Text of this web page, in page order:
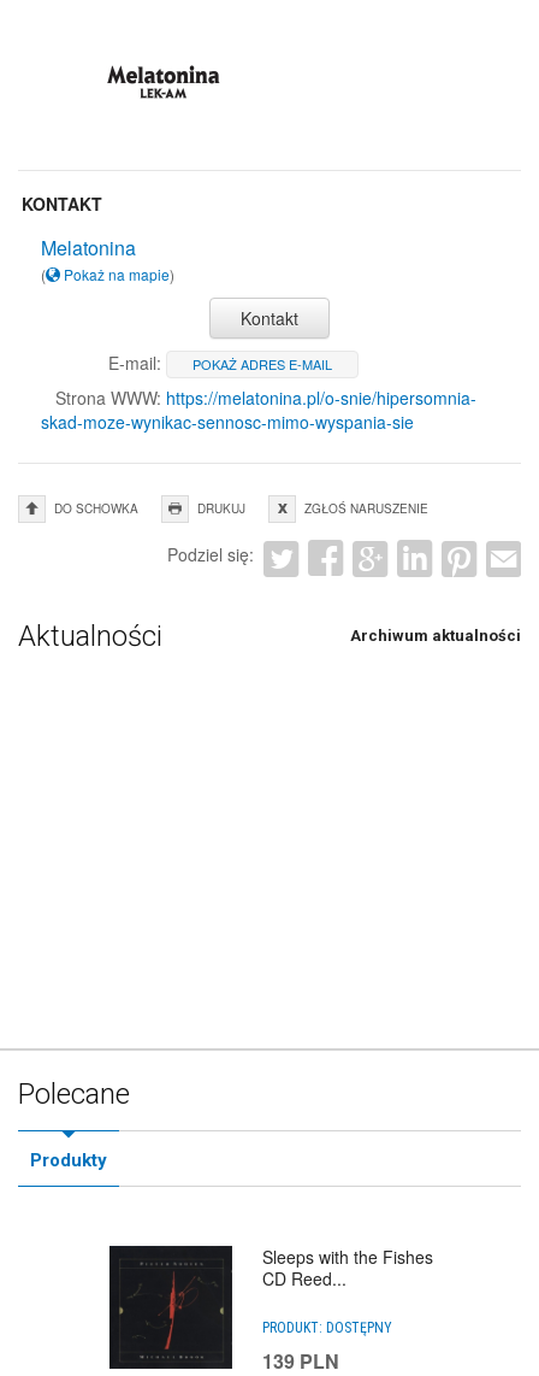
KONTAKT
Melatonina
( Pokaż na mapie)
Kontakt
E-mail:
POKAŻ ADRES E-MAIL
Strona WWW: https://melatonina.pl/o-snie/hipersomnia-
skad-moze-wynikac-sennosc-mimo-wyspania-sie
DO SCHOWKA DRUKUJ ZGŁOŚ NARUSZENIE
Podziel się:
Aktualności Archiwum aktualności
Polecane
Produkty
Sleeps with the Fishes
CD Reed...
PRODUKT: DOSTĘPNY
139 PLN